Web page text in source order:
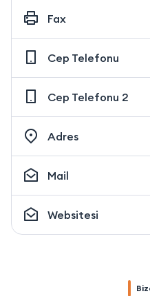
Fax
Cep Telefonu
Cep Telefonu 2
Adres
Mail
Websitesi